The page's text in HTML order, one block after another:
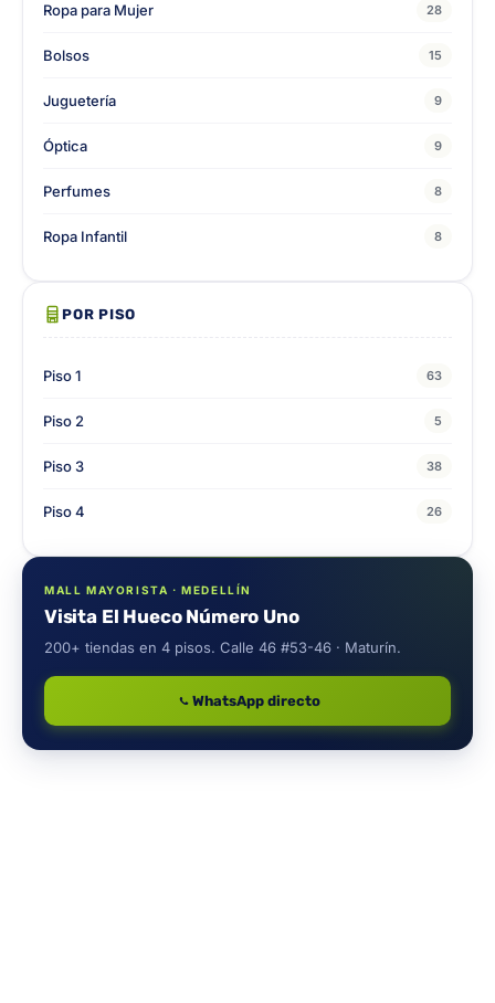
Ropa para Mujer 28
Bolsos 15
Juguetería 9
Óptica 9
Perfumes 8
Ropa Infantil 8
POR PISO
Piso 1 63
Piso 2 5
Piso 3 38
Piso 4 26
MALL MAYORISTA · MEDELLÍN
Visita El Hueco Número Uno
200+ tiendas en 4 pisos. Calle 46 #53-46 · Maturín.
WhatsApp directo